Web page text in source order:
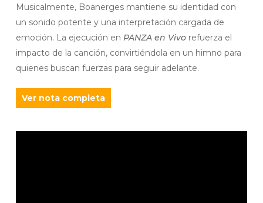
Musicalmente, Boanerges mantiene su identidad con
un sonido potente y una interpretación cargada de
emoción. La ejecución en PANZA en Vivorefuerza el
impacto de la canción, convirtiéndola en un himno para
quienes buscan fuerzas para seguir adelante.
Ver nota completa